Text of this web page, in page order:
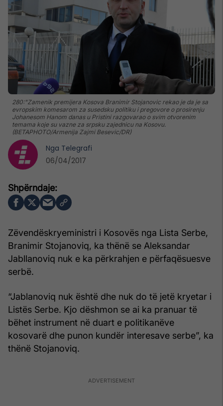
280:"Zamenik premijera Kosova Branimir Stojanovic rekao je da je sa
evropskim komesarom za susedsku politiku i pregovore o prosirenju
Johanesom Hanom danas u Pristini razgovarao o svim otvorenim
temama koje su vazne za srpsku zajednicu na Kosovu.
(BETAPHOTO/Armenija Zajmi Besevic/DR)
Zëvendëskryeministri i Kosovës nga Lista Serbe,
Branimir Stojanoviq, ka thënë se Aleksandar
Jabllanoviq nuk e ka përkrahjen e përfaqësuesve
serbë.
“Jablanoviq nuk është dhe nuk do të jetë kryetar i
Listës Serbe. Kjo dëshmon se ai ka pranuar të
bëhet instrument në duart e politikanëve
kosovarë dhe punon kundër interesave serbe”, ka
thënë Stojanoviq.
Nga Telegrafi
06/04/2017